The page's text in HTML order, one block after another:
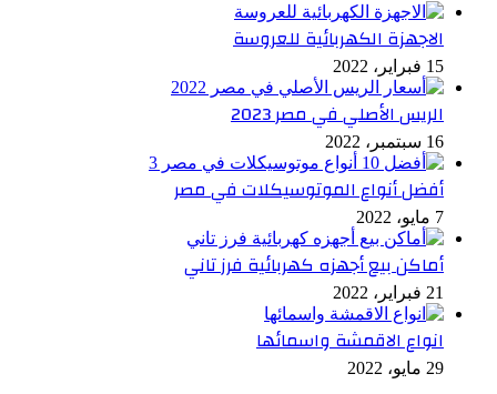
الاجهزة الكهربائية للعروسة
15 فبراير، 2022
الريس الأصلي في مصر 2023
16 سبتمبر، 2022
أفضل أنواع الموتوسيكلات في مصر
7 مايو، 2022
أماكن بيع أجهزه كهربائية فرز تاني
21 فبراير، 2022
انواع الاقمشة واسمائها
29 مايو، 2022